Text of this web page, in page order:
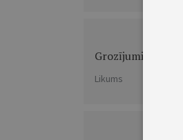
Grozījumi likumā
Likums